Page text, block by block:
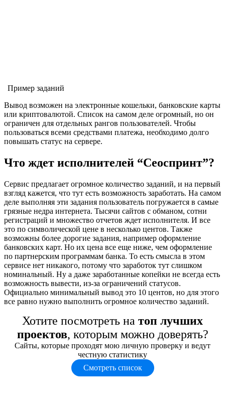
Пример заданий
Вывод возможен на электронные кошельки, банковские карты
или криптовалютой. Список на самом деле огромный, но он
ограничен для отдельных рангов пользователей. Чтобы
пользоваться всеми средствами платежа, необходимо долго
повышать статус на сервере.
Что ждет исполнителей “Сеоспринт”?
Сервис предлагает огромное количество заданий, и на первый
взгляд кажется, что тут есть возможность заработать. На самом
деле выполняя эти задания пользователь погружается в самые
грязные недра интернета. Тысячи сайтов с обманом, сотни
регистраций и множество отчетов ждет исполнителя. И все
это по символической цене в несколько центов. Также
возможны более дорогие задания, например оформление
банковских карт. Но их цена все еще ниже, чем оформление
по партнерским программам банка. То есть смысла в этом
сервисе нет никакого, потому что заработок тут слишком
номинальный. Ну а даже заработанные копейки не всегда есть
возможность вывести, из-за ограничений статусов.
Официально минимальный вывод это 10 центов, но для этого
все равно нужно выполнить огромное количество заданий.
Хотите посмотреть на топ лучших
проектов, которым можно доверять?
Сайты, которые проходят мою личную проверку и ведут
честную статистику
Смотреть список